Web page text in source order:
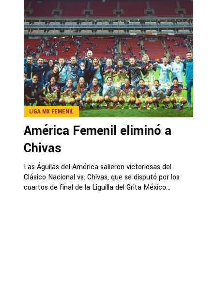
LIGA MX FEMENIL
América Femenil eliminó a
Chivas
Las Águilas del América salieron victoriosas del
Clásico Nacional vs. Chivas, que se disputó por los
cuartos de final de la Liguilla del Grita México...